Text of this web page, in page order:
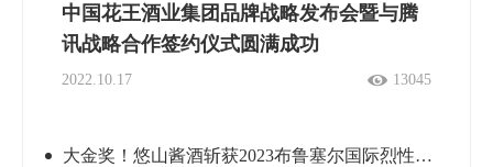
中国花王酒业集团品牌战略发布会暨与腾
讯战略合作签约仪式圆满成功
2022.10.17 13045
大金奖！悠山酱酒斩获2023布鲁塞尔国际烈性酒大赛最高奖项